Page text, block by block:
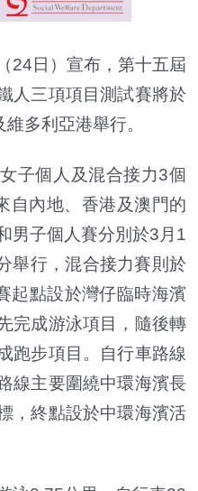
24日）宣布，第十五屆
人三項項目測試賽將於
多利亞港舉行。
子個人及混合接力3個
自內地、香港及澳門的
男子個人賽分別於3月1
舉行，混合接力賽則於
起點設於灣仔臨時海濱
完成游泳項目，隨後轉
跑步項目。自行車路線
線主要圍繞中環海濱長
，終點設於中環海濱活